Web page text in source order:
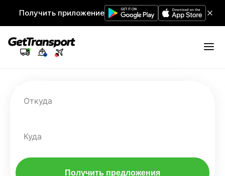
Получить приложение
Откуда
Куда
Получить предложения